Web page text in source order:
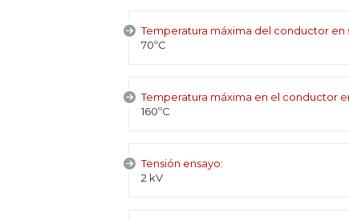
Temperatura máxima del conductor
70ºC
Temperatura máxima en el conductor
160ºC
Tensión ensayo:
2 kV